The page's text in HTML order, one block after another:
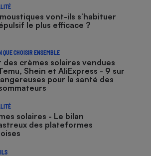
vont-ils s’habituer
le plus efficace ?
QUE CHOISIR ENSEMBLE
des crèmes solaires vendues
Shein et AliExpress - 9 sur
pour la santé des
solaires - Le bilan
des plateformes